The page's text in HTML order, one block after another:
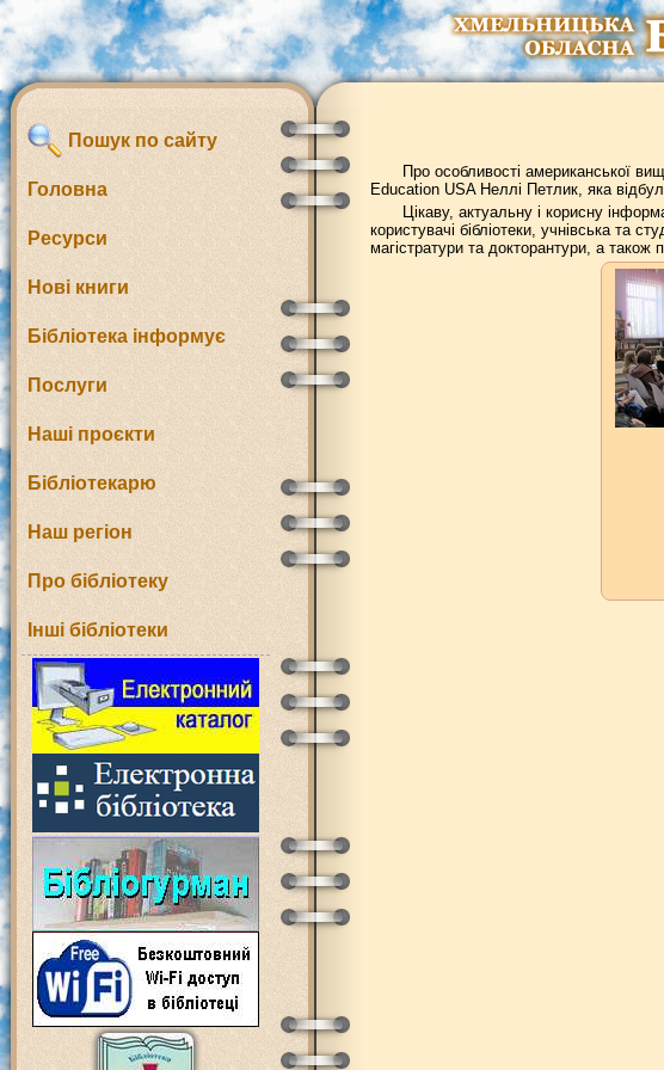
Пошук по сайту
Головна
Ресурси
Нові книги
Бібліотека інформує
Послуги
Наші проєкти
Бібліотекарю
Наш регіон
Про бібліотеку
Інші бібліотеки
Про особливості американської
Education USA Неллі Петлик, яка
Цікаву, актуальну і корисну
користувачі бібліотеки, учнівська та
магістратури та докторантури, а